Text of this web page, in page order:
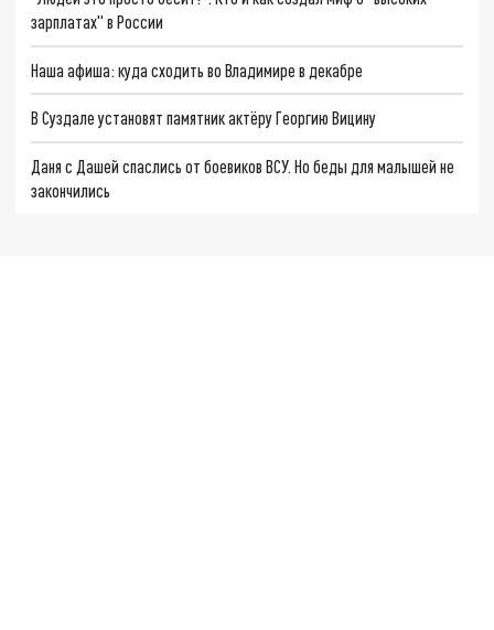
зарплатах" в России
Наша афиша: куда сходить во Владимире в декабре
В Суздале установят памятник актёру Георгию Вицину
Даня с Дашей спаслись от боевиков ВСУ. Но беды для малышей не
закончились